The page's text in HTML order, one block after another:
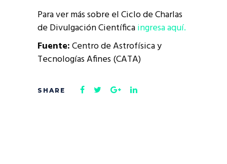
Para ver más sobre el Ciclo de Charlas
de Divulgación Científicaingresa aquí.
Fuente:Centro de Astrofísica y
Tecnologías Afines (CATA)